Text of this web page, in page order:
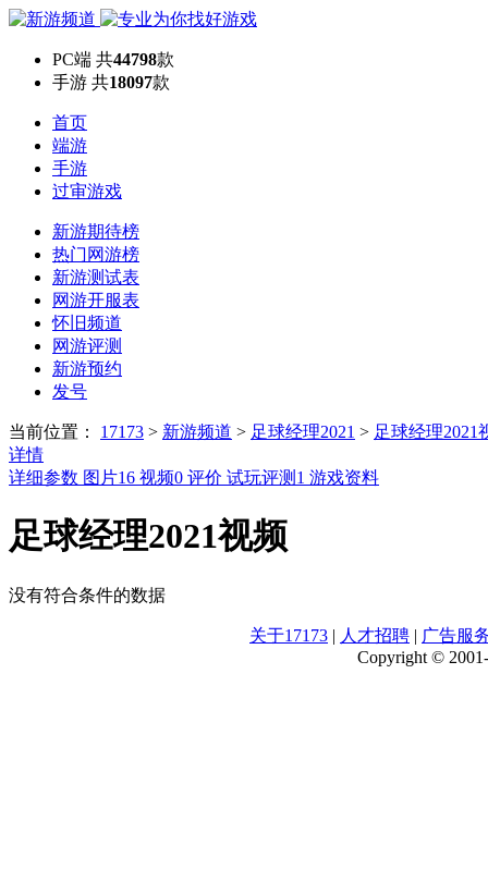
PC端 共44798款
手游 共18097款
首页
端游
手游
过审游戏
新游期待榜
热门网游榜
新游测试表
网游开服表
怀旧频道
网游评测
新游预约
发号
当前位置： 17173 > 新游频道 > 足球经理2021 > 足球经理2021
详情
详细参数 图片16 视频0 评价 试玩评测 1 游戏资料
足球经理2021视频
没有符合条件的数据
关于17173 | 人才招聘 | 广告服
Copyright ©